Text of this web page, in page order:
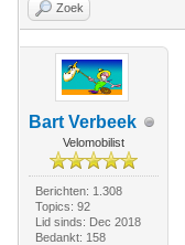
Zoek
Bart Verbeek
Velomobilist
Berichten: 1.308
Topics: 92
Lid sinds: Dec 2018
Bedankt: 158